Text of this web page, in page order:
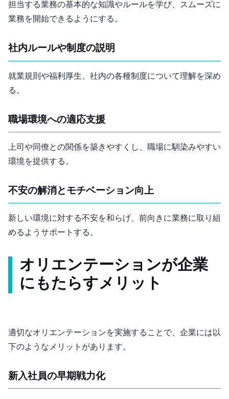
担当する業務の基本的な知識やルールを学び、スムーズに
業務を開始できるようにする。
社内ルールや制度の説明
就業規則や福利厚生、社内の各種制度について理解を深め
る。
職場環境への適応支援
上司や同僚との関係を築きやすくし、職場に馴染みやすい
環境を提供する。
不安の解消とモチベーション向上
新しい環境に対する不安を和らげ、前向きに業務に取り組
めるようサポートする。
オリエンテーションが企業
にもたらすメリット
適切なオリエンテーションを実施することで、企業には以
下のようなメリットがあります。
新入社員の早期戦力化